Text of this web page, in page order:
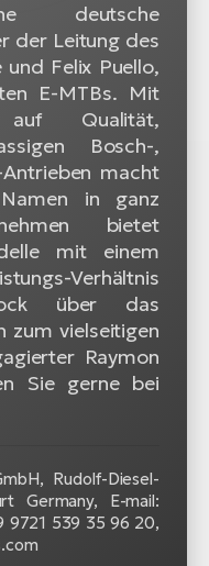
deutsche
der Leitung des
und Felix Puello,
E-MTBs. Mit
auf Qualität,
Bosch-,
macht
in ganz
bietet
mit einem
Verhältnis
über das
zum vielseitigen
Raymon
Sie gerne bei
Rudolf-Diesel-
Germany, E-mail:
9721 539 35 96 20,